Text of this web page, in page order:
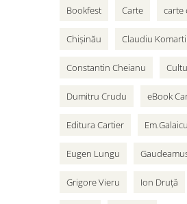
Bookfest Carte carte
Chișinău Claudiu
Constantin Cheianu
Dumitru Crudu eBook
Editura Cartier
Eugen Lungu
Grigore Vieru Ion Druță